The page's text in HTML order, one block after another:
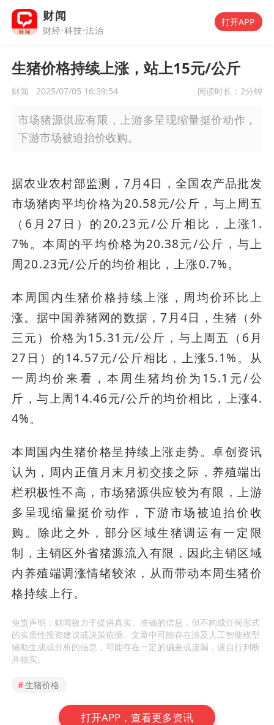
财闻
财经·科技·法治
打开APP
生猪价格持续上涨，站上15元/公斤
财闻 2025/07/05 16:39:54 阅读时长： 2分钟
市场猪源供应有限，上游多呈现缩量挺价动作，
下游市场被迫抬价收购。
据农业农村部监测，7月4日，全国农产品批发
市场猪肉平均价格为20.58元/公斤，与上周五
（6月27日）的20.23元/公斤相比，上涨1.
7%。本周的平均价格为20.38元/公斤，与上
周20.23元/公斤的均价相比，上涨0.7%。
本周国内生猪价格持续上涨，周均价环比上
涨。据中国养猪网的数据，7月4日，生猪（外
三元）价格为15.31元/公斤，与上周五（6月
27日）的14.57元/公斤相比，上涨5.1%。从
一周均价来看，本周生猪均价为15.1元/公
斤，与上周14.46元/公斤的均价相比，上涨4.
4%。
本周国内生猪价格呈持续上涨走势。卓创资讯
认为，周内正值月末月初交接之际，养殖端出
栏积极性不高，市场猪源供应较为有限，上游
多呈现缩量挺价动作，下游市场被迫抬价收
购。除此之外，部分区域生猪调运有一定限
制，主销区外省猪源流入有限，因此主销区域
内养殖端调涨情绪较浓，从而带动本周生猪价
格持续上行。
免责声明：财闻致力于提供真实、准确的信息，但不构成任何形式
的实质性投资建议或决策依据。文章中可能存在涉及人工智能模型
辅助生成或分析的信息，可能存在一定的偏差或遗漏，请自行判断
并核实。
#生猪价格
打开APP，查看更多资讯